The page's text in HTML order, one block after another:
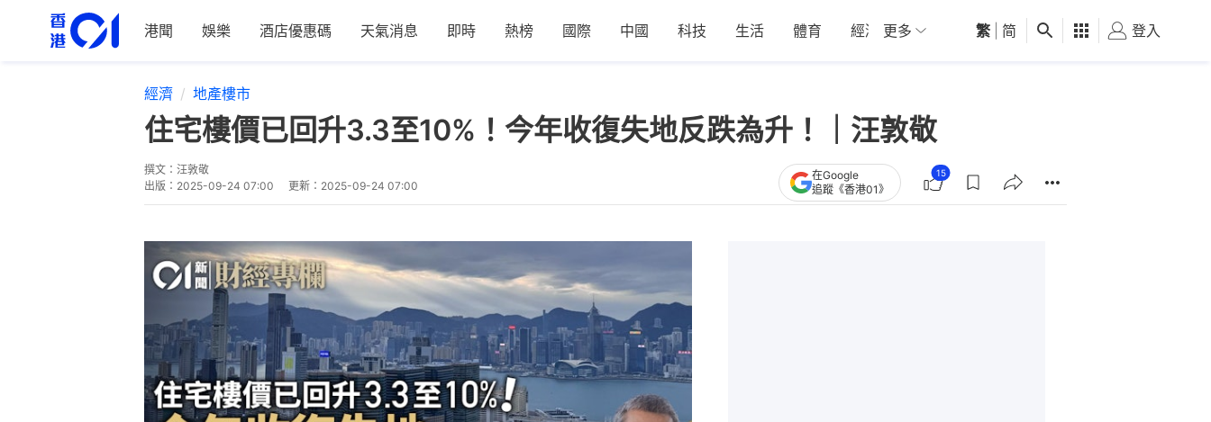
港聞 娛樂 酒店優惠碼 天氣消息 即時 熱榜 國際 中國 科技 生活 體育 經濟 01深圳 觀點 健康 好食玩飛
更多 繁 简 登入
經濟 地產樓市
住宅樓價已回升3.3至10%！今年收復失地反跌為升！｜汪敦敬
撰文： 汪敦敬
出版： 2025-09-24 07:00 更新： 2025-09-24 07:00
在Google
追蹤《香港01》
15